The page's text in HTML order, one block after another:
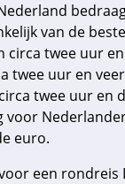
van de
circa twee uur
twee uur en
twee uur en
voor
euro.
een rondreis